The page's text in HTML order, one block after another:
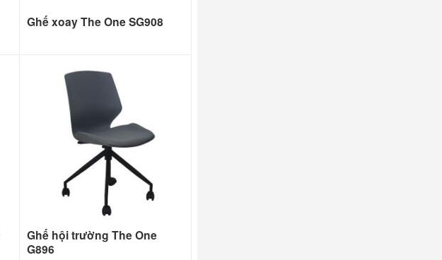
Ghế xoay The One SG908
Ghế hội trường The One
G896